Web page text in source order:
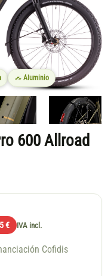
Aluminio
600 Allroad
€ IVA incl.
Cofidis